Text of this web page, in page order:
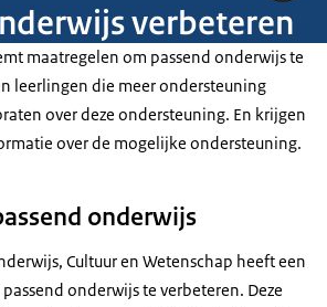
verbeteren
maatregelen om passend onderwijs te
leerlingen die meer ondersteuning
over deze ondersteuning. En krijgen
over de mogelijke ondersteuning.
onderwijs
Cultuur en Wetenschap heeft een
onderwijs te verbeteren. Deze